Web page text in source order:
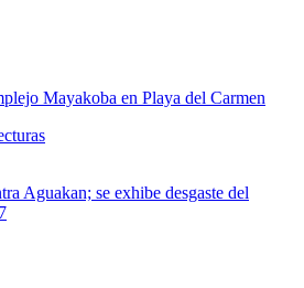
Mayakoba en Playa del Carmen
Aguakan; se exhibe desgaste del